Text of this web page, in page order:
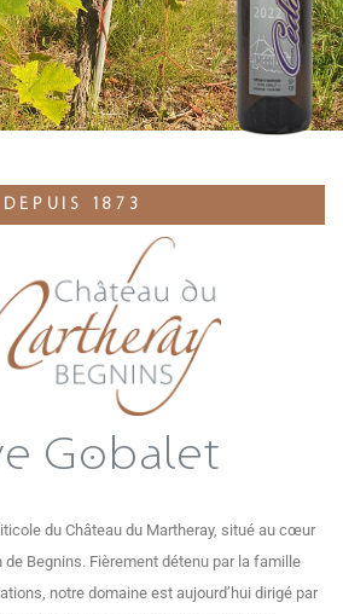
DEPUIS 1873
Gobalet
du Château du Martheray, situé au cœur
de Begnins. Fièrement détenu par la famille
notre domaine est aujourd’hui dirigé par